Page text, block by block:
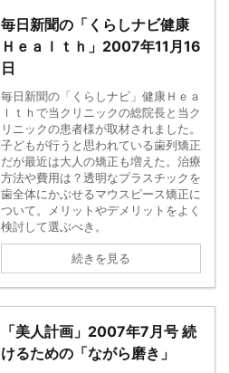
毎日新聞の「くらしナビ健康
Ｈｅａｌｔｈ」2007年11月16
日
毎日新聞の「くらしナビ」健康Ｈｅａ
ｌｔｈで当クリニックの総院長と当ク
リニックの患者様が取材されました。
子どもが行うと思われている歯列矯正
だが最近は大人の矯正も増えた。治療
方法や費用は？透明なプラスチックを
歯全体にかぶせるマウスピース矯正に
ついて。メリットやデメリットをよく
検討して選ぶべき。
続きを見る
「美人計画」2007年7月号 続
けるための「ながら磨き」